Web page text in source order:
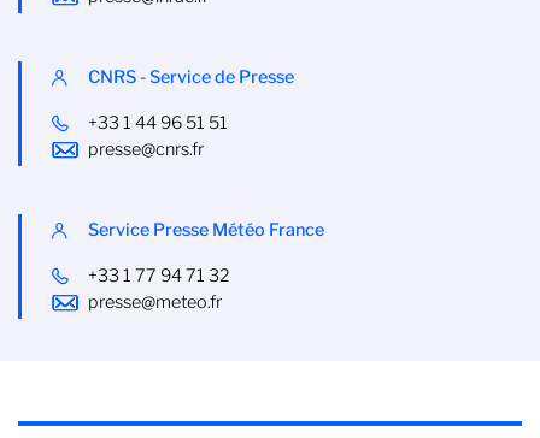
CNRS - Service de Presse
+33 1 44 96 51 51
presse@cnrs.fr
Service Presse Météo France
+33 1 77 94 71 32
presse@meteo.fr